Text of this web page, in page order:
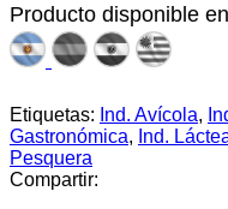
Producto disponible
Etiquetas: Ind. Avícola,
Gastronómica, Ind.
Pesquera
Compartir: